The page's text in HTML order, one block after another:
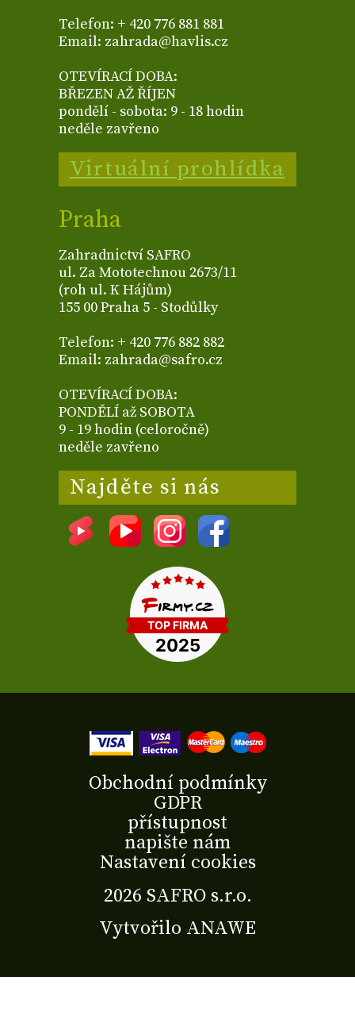
Telefon: + 420 776 881 881
Email: zahrada@havlis.cz
OTEVÍRACÍ DOBA:
BŘEZEN AŽ ŘÍJEN
pondělí - sobota: 9 - 18 hodin
neděle zavřeno
Virtuální prohlídka
Praha
Zahradnictví SAFRO
ul. Za Mototechnou 2673/11
(roh ul. K Hájům)
155 00 Praha 5 - Stodůlky
Telefon: + 420 776 882 882
Email: zahrada@safro.cz
OTEVÍRACÍ DOBA:
PONDĚLÍ až SOBOTA
9 - 19 hodin (celoročně)
neděle zavřeno
Najděte si nás
2026 SAFRO s.r.o.
Vytvořilo ANAWE
Obchodní podmínky
GDPR
přístupnost
napište nám
Nastavení cookies